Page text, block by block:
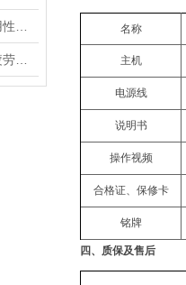
名称
主机
电源线
说明书
操作视频
合格证、保修卡
铭牌
四、 质保及售后